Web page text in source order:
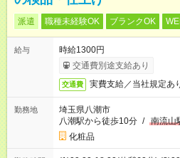
派遣 職種未経験OK ブランクOK
給与
時給1300円
交通費別途支給あり
交通費 実費支給／当社規定あ
勤務地
埼玉県八潮市
八潮駅から徒歩10分 / 南流山
化粧品